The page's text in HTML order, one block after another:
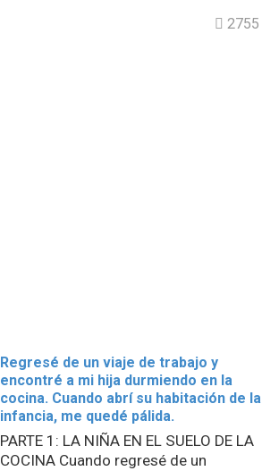
2755
Regresé de un viaje de trabajo y
encontré a mi hija durmiendo en la
cocina. Cuando abrí su habitación de la
infancia, me quedé pálida.
PARTE 1: LA NIÑA EN EL SUELO DE LA
COCINA Cuando regresé de un